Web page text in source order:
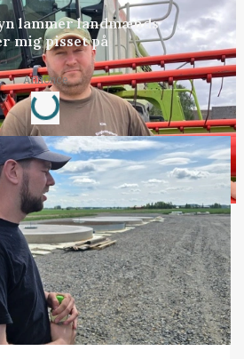
lammer landmænds
mig pisset på
Annonce
Loading...